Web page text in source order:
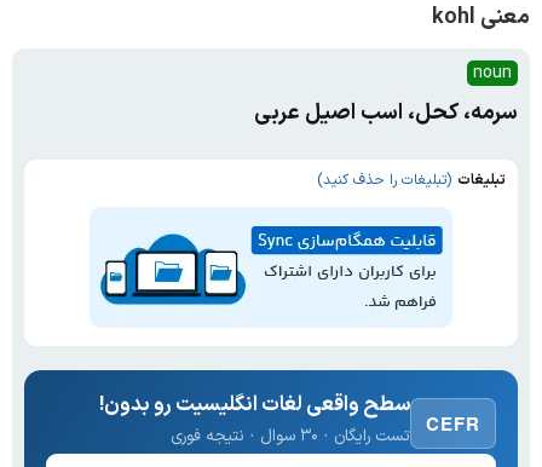
معنی kohl
noun
سرمه، کحل، اسب اصیل عربی
تبلیغات (تبلیغات را حذف کنید)
CEFR
سطح واقعی لغات انگلیسیت رو بدون!
تست رایگان · ۳۰ سوال · نتیجه فوری